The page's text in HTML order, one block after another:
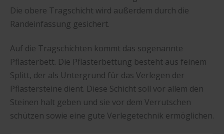
Die obere Tragschicht wird außerdem durch die
Randeinfassung gesichert.
Auf die Tragschichten kommt das sogenannte
Pflasterbett. Die Pflasterbettung besteht aus feinem
Splitt, der als Untergrund für das Verlegen der
Pflastersteine dient. Diese Schicht soll vor allem den
Steinen halt geben und sie vor dem Verrutschen
schützen sowie eine gute Verlegetechnik ermöglichen.